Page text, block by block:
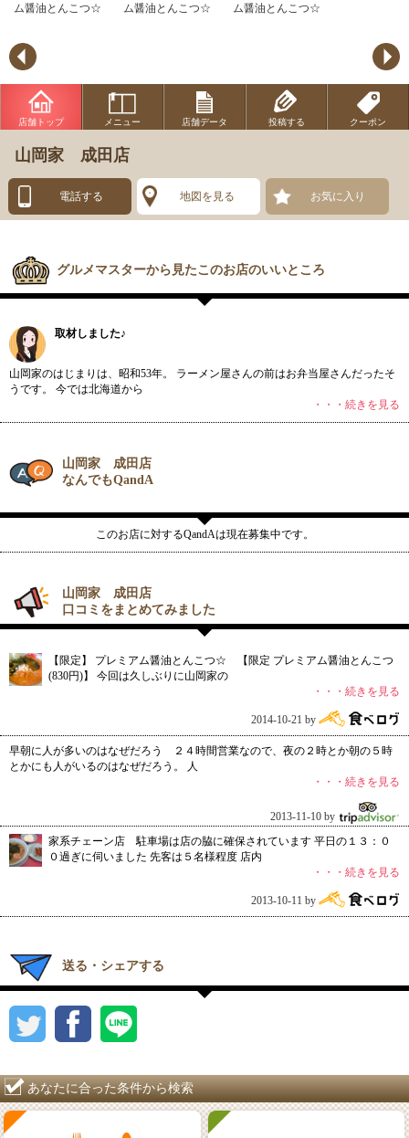
ム醤油とんこつ☆
ム醤油とんこつ☆
ム醤油とんこつ☆
店舗トップ メニュー 店舗データ 投稿する クーポン
山岡家 成田店
電話する 地図を見る お気に入り
グルメマスターから見たこのお店のいいところ
取材しました♪
山岡家のはじまりは、昭和53年。 ラーメン屋さんの前はお弁当屋さんだったそ
うです。 今では北海道から
・・・続きを見る
山岡家 成田店
なんでもQandA
このお店に対するQandAは現在募集中です。
山岡家 成田店
口コミをまとめてみました
【限定】 プレミアム醤油とんこつ☆ 【限定 プレミアム醤油とんこつ
(830円)】 今回は久しぶりに山岡家の
・・・続きを見る
2014-10-21 by
早朝に人が多いのはなぜだろう ２４時間営業なので、夜の２時とか朝の５時
とかにも人がいるのはなぜだろう。 人
・・・続きを見る
2013-11-10 by
家系チェーン店 駐車場は店の脇に確保されています 平日の１３：０
０過ぎに伺いました 先客は５名様程度 店内
・・・続きを見る
2013-10-11 by
送る・シェアする
あなたに合った条件から検索